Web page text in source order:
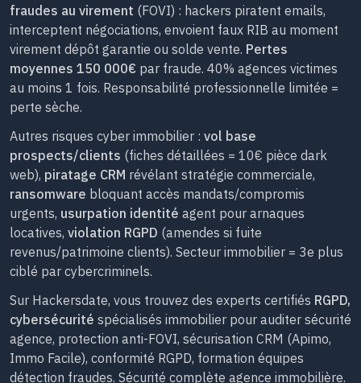
fraudes au virement (FOVI) : hackers piratent emails,
interceptent négociations, envoient faux RIB au moment
virement dépôt garantie ou solde vente. Pertes
moyennes 150 000€ par fraude. 40% agences victimes
au moins 1 fois. Responsabilité professionnelle limitée =
perte sèche.
Autres risques cyber immobilier : vol base
prospects/clients (fiches détaillées = 10€ pièce dark
web), piratage CRM révélant stratégie commerciale,
ransomware bloquant accès mandats/compromis
urgents, usurpation identité agent pour arnaques
locatives, violation RGPD (amendes si fuite
revenus/patrimoine clients). Secteur immobilier = 3e plus
ciblé par cybercriminels.
Sur Hackersdate, vous trouvez des experts certifiés RGPD,
cybersécurité spécialisés immobilier pour auditer sécurité
agence, protection anti-FOVI, sécurisation CRM (Apimo,
Immo Facile), conformité RGPD, formation équipes
détection fraudes. Sécurité complète agence immobilière.